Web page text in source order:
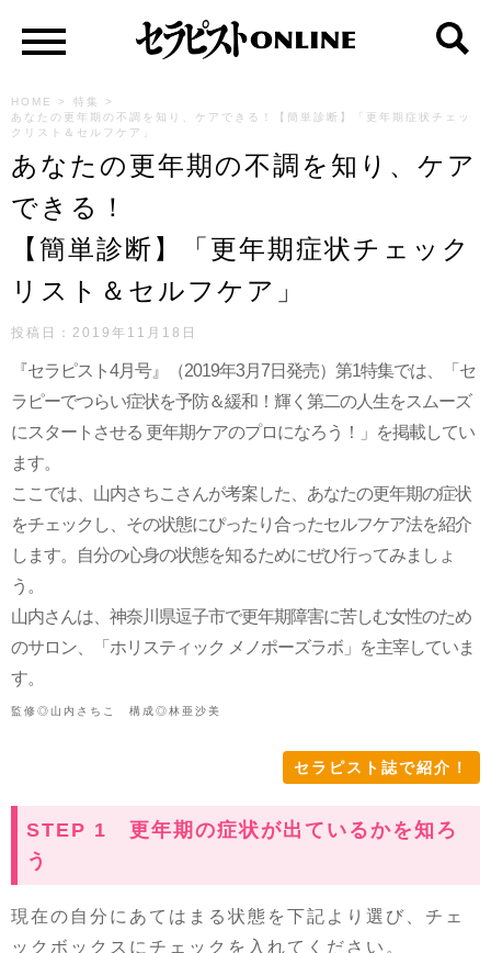
HOME > 特集
>
あなたの更年期の不調を知り、ケアできる！【簡単診断】「更年期症状チェッ
クリスト＆セルフケア」
あなたの更年期の不調を知り、ケア
できる！
【簡単診断】「更年期症状チェック
リスト＆セルフケア」
投稿日： 2019年11月18日
『セラピスト4月号』（2019年3月7日発売）第1特集では、「セ
ラピーでつらい症状を予防＆緩和！輝く第二の人生をスムーズ
にスタートさせる 更年期ケアのプロになろう！」を掲載してい
ます。
ここでは、山内さちこさんが考案した、あなたの更年期の症状
をチェックし、その状態にぴったり合ったセルフケア法を紹介
します。自分の心身の状態を知るためにぜひ行ってみましょ
う。
山内さんは、神奈川県逗子市で更年期障害に苦しむ女性のため
のサロン、「ホリスティック メノポーズラボ」を主宰していま
す。
監修◎山内さちこ 構成◎林亜沙美
セラピスト誌で紹介！
STEP 1 更年期の症状が出ているかを知ろ
う
現在の自分にあてはまる状態を下記より選び、チェ
ックボックスにチェックを入れてください。